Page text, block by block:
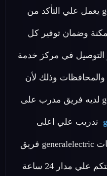
توكيل مكيفات generalelectric يعمل علي التأكد من
وضمان توفير كل
التوصيل في مركز خدمة
وذلك لأن
تدريب علي اعلى
مستوى لدينا في توكيل مكيفات generalelectric فريق
مخصص للرد علي كافة اسئلتكم علي مدار 24 ساعة